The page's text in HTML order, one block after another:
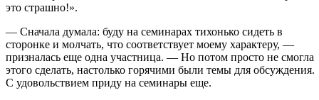
это страшно!».
— Сначала думала: буду на семинарах тихонько сидеть в
сторонке и молчать, что соответствует моему характеру, —
призналась еще одна участница. — Но потом просто не смогла
этого сделать, настолько горячими были темы для обсуждения.
С удовольствием приду на семинары еще.